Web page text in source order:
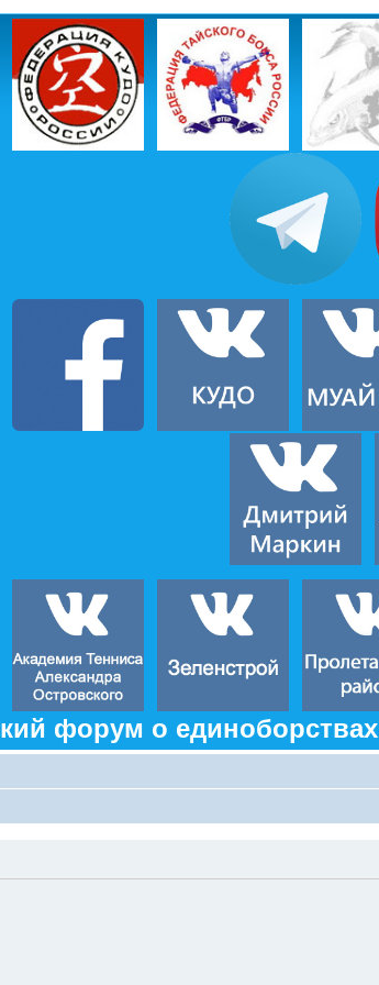
форум о единоборствах